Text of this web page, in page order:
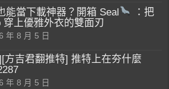
能當下載神器？開箱 Seal
：把
穿上優雅外衣的雙面刃
年 8 月 5 日
方吉君翻推特] 推特上在夯什麼
年 8 月 5 日